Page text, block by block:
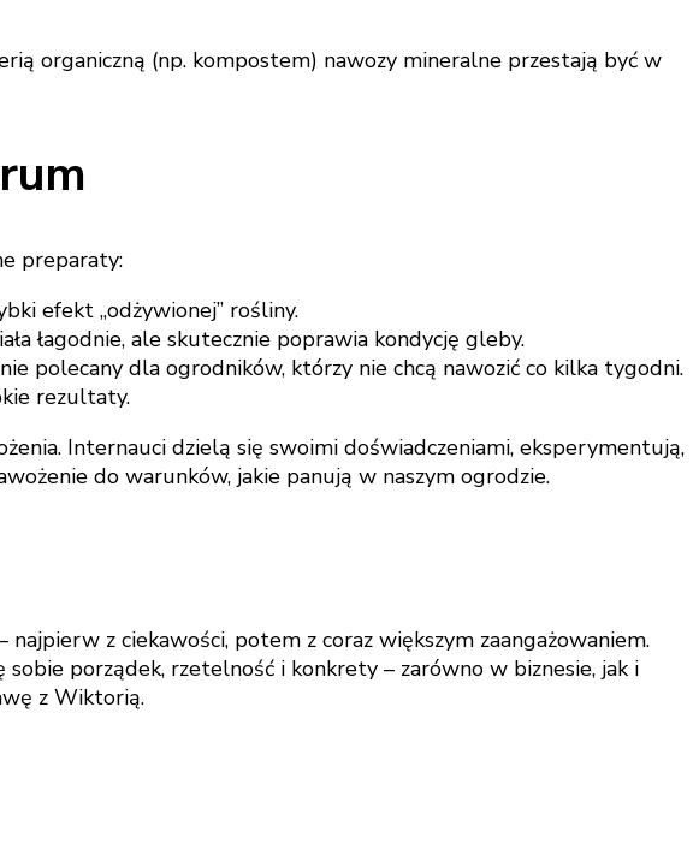
organiczną (np. kompostem) nawozy mineralne przestają być w
preparaty:
efekt „odżywionej” rośliny.
łagodnie, ale skutecznie poprawia kondycję gleby.
polecany dla ogrodników, którzy nie chcą nawozić co kilka tygodni.
rezultaty.
Internauci dzielą się swoimi doświadczeniami, eksperymentują,
do warunków, jakie panują w naszym ogrodzie.
z ciekawości, potem z coraz większym zaangażowaniem.
porządek, rzetelność i konkrety – zarówno w biznesie, jak i
z Wiktorią.